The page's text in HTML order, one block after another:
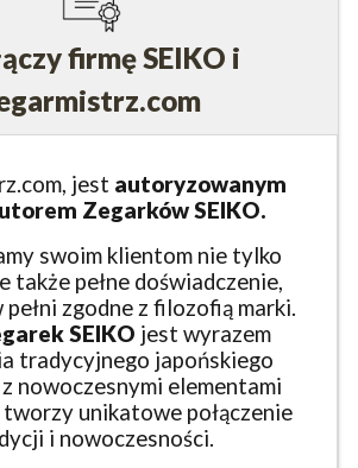
firmę SEIKO i
jest autoryzowanym
Zegarków SEIKO.
swoim klientom nie tylko
także pełne doświadczenie,
zgodne z filozofią marki.
SEIKO jest wyrazem
tradycyjnego japońskiego
z nowoczesnymi elementami
tworzy unikatowe połączenie
i nowoczesności.